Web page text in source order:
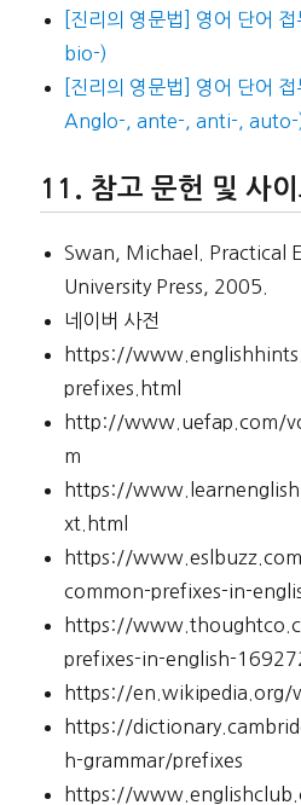
[진리의 영문법] 영어 단어
bio-)
[진리의 영문법] 영어 단어
Anglo-, ante-, anti-, auto-
참고 문헌 및 사
Swan, Michael. Practical
University Press, 2005.
네이버 사전
https://
prefixes.html
http://www.uefap.com/
m
https://
xt.html
https://
common-prefixes-in-
https://
prefixes-in-english-
https://en.wikipedia.org/
https://
h-grammar/prefixes
https://